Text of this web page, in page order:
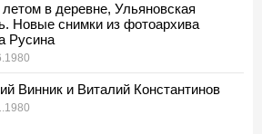
райкома КПСС
на «Радио России»:
летом в деревне, Ульяновская
Новые снимки из фотоархива
Русина
Винник и Виталий Константинов